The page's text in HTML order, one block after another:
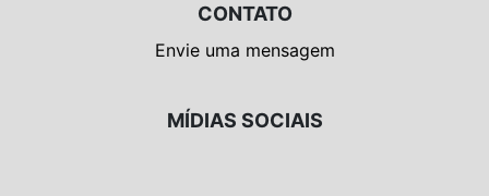
CONTATO
Envie uma mensagem
MÍDIAS SOCIAIS